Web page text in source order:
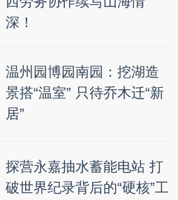
深！
温州园博园南园：挖湖造
景搭“温室” 只待乔木迁“新
居”
探营永嘉抽水蓄能电站 打
破世界纪录背后的“硬核”工